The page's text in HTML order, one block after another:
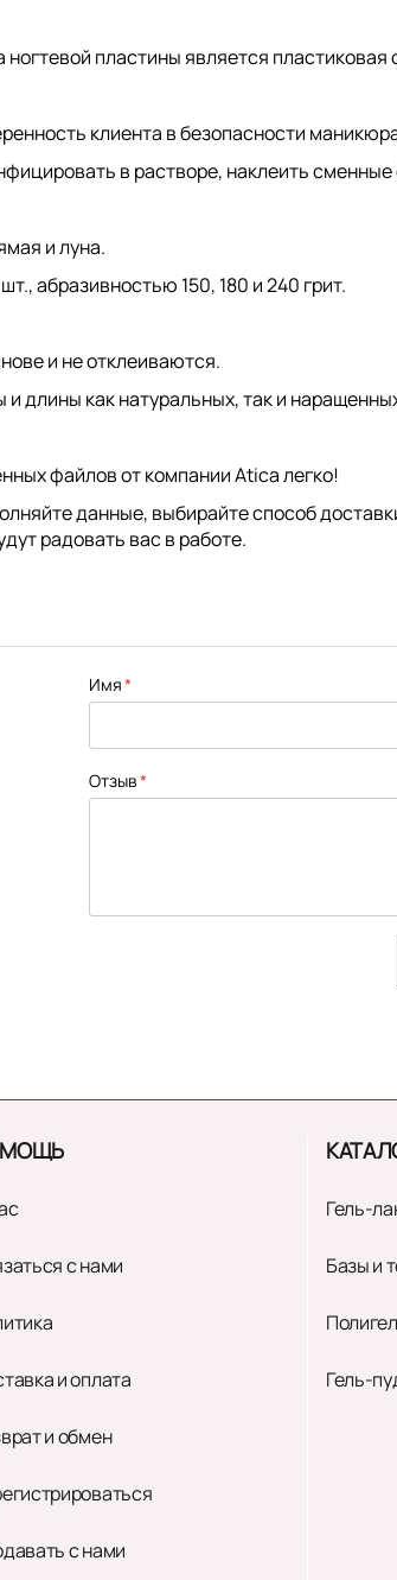
пластины является
клиента в безопасности
в растворе, наклеить
и луна.
абразивностью 150, 180 и 240 грит.
и не отклеиваются.
длины как натуральных, так и
файлов от компании Atica легко!
данные, выбирайте способ
радовать вас в работе.
Имя
Отзыв
с нами
и оплата
и обмен
с нами
Гель-
Базы и
Гель-